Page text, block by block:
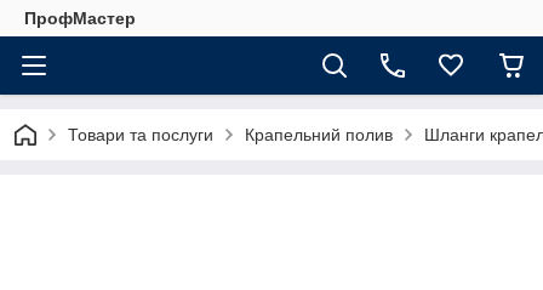
ПрофМастер
Товари та послуги Крапельний полив Шланги